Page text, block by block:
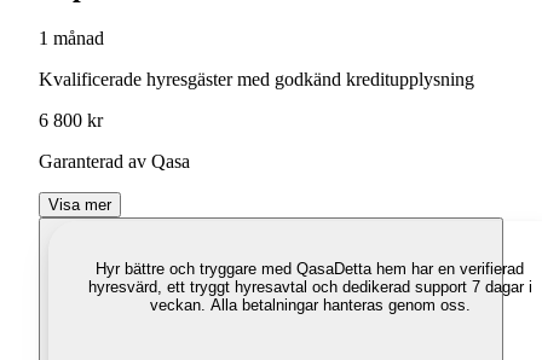
1 månad
Kvalificerade hyresgäster med godkänd kreditupplysning
6 800 kr
Garanterad av Qasa
Visa mer
Hyr bättre och tryggare med QasaDetta hem har en verifierad
hyresvärd, ett tryggt hyresavtal och dedikerad support 7 dagar i
veckan. Alla betalningar hanteras genom oss.